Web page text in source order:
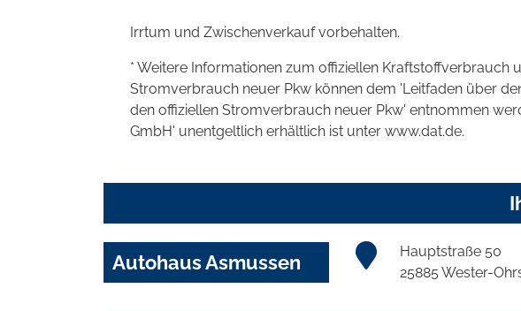
Irrtum und Zwischenverkauf vorbehalten.
* Weitere Informationen zum offiziellen Kraftstoffverbrauch
Stromverbrauch neuer Pkw können dem 'Leitfaden über
den offiziellen Stromverbrauch neuer Pkw' entnommen
GmbH' unentgeltlich erhältlich ist unter www.dat.de.
Autohaus Asmussen
Hauptstraße 50
25885 Wester-